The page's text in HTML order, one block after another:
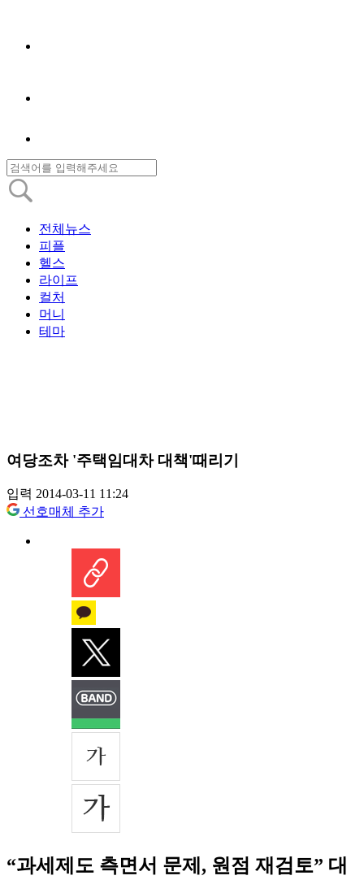
전체뉴스
피플
헬스
라이프
컬처
머니
테마
여당조차 '주택임대차 대책'때리기
입력 2014-03-11 11:24
선호매체 추가
“과세제도 측면서 문제, 원점 재검토” 대